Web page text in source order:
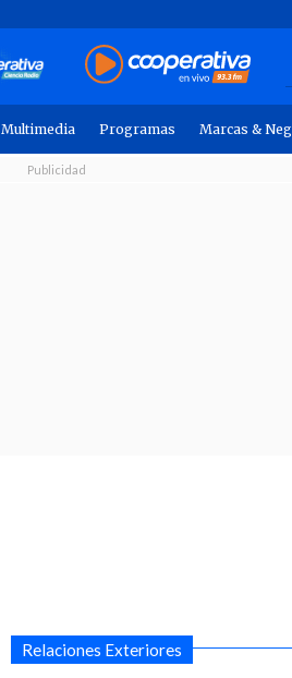
Multimedia Programas Marcas &
Relaciones Exteriores